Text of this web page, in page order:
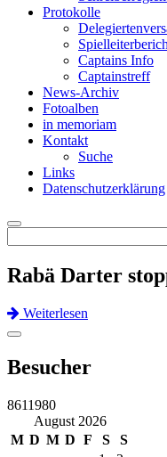
Protokolle
Captains Info
Captainstreff
News-Archiv
Fotoalben
in memoriam
Kontakt
Suche
Links
Datenschutzerklärung
Toggle
navigation
Rabä Darter
Weiterlesen
Previous
Next
Toggle
Besucher
8611980
August 2026
M D M D F S S